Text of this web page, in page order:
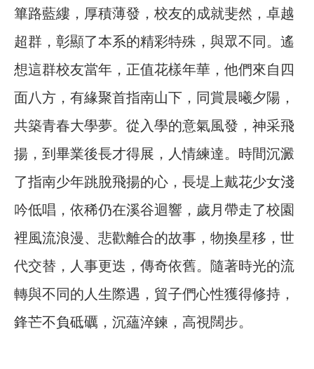
篳路藍縷，厚積薄發，校友的成就斐然，卓越
超群，彰顯了本系的精彩特殊，與眾不同。遙
想這群校友當年，正值花樣年華，他們來自四
面八方，有緣聚首指南山下，同賞晨曦夕陽，
共築青春大學夢。從入學的意氣風發，神采飛
揚，到畢業後長才得展，人情練達。時間沉澱
了指南少年跳脫飛揚的心，長堤上戴花少女淺
吟低唱，依稀仍在溪谷迴響，歲月帶走了校園
裡風流浪漫、悲歡離合的故事，物換星移，世
代交替，人事更迭，傳奇依舊。隨著時光的流
轉與不同的人生際遇，貿子們心性獲得修持，
鋒芒不負砥礪，沉蘊淬鍊，高視闊步。